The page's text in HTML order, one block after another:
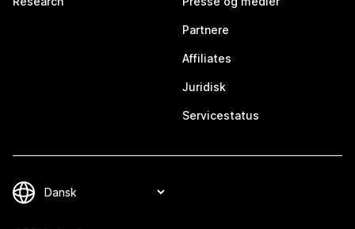
Partnere
Affiliates
Juridisk
Servicestatus